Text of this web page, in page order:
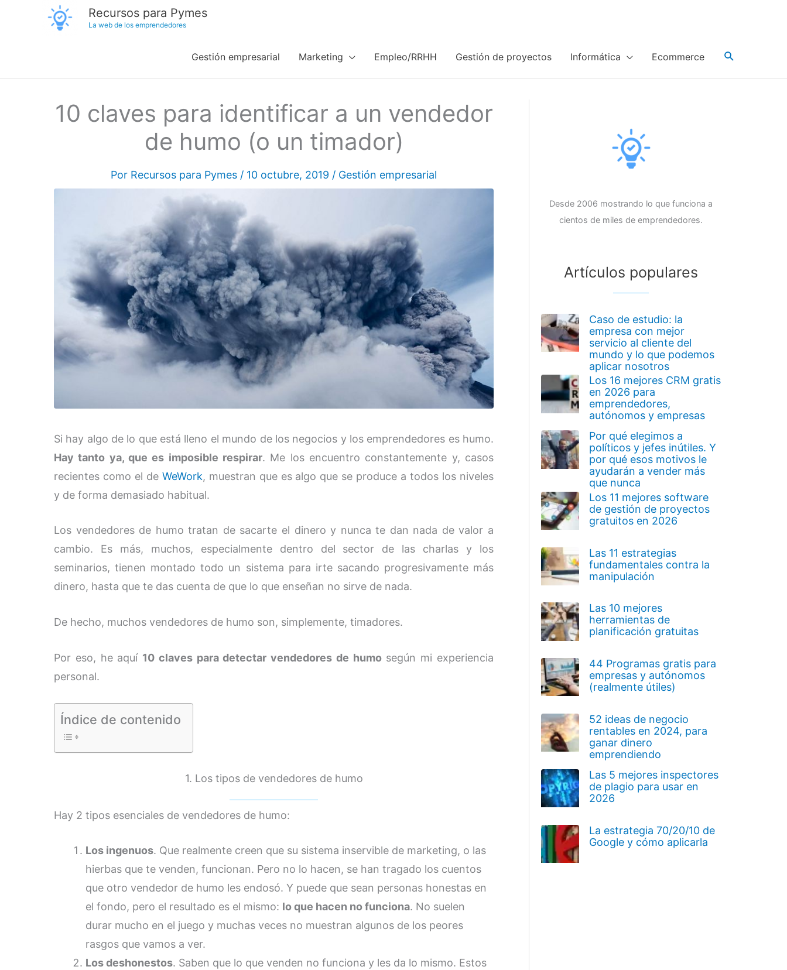
Recursos para Pymes
La web de los emprendedores
Gestión empresarial Marketing Empleo/RRHH Gestión de proyectos Informática Ecommerce
10 claves para identificar a un vendedor
de humo (o un timador)
Por Recursos para Pymes / 10 octubre, 2019 / Gestión empresarial
Si hay algo de lo que está lleno el mundo de los negocios y los emprendedores es humo.
Hay tanto ya, que es imposible respirar. Me los encuentro constantemente y, casos
recientes como el de WeWork, muestran que es algo que se produce a todos los niveles
y de forma demasiado habitual.
Los vendedores de humo tratan de sacarte el dinero y nunca te dan nada de valor a
cambio. Es más, muchos, especialmente dentro del sector de las charlas y los
seminarios, tienen montado todo un sistema para irte sacando progresivamente más
dinero, hasta que te das cuenta de que lo que enseñan no sirve de nada.
De hecho, muchos vendedores de humo son, simplemente, timadores.
Por eso, he aquí 10 claves para detectar vendedores de humosegún mi experiencia
personal.
Índice de contenido
1. Los tipos de vendedores de humo
Hay 2 tipos esenciales de vendedores de humo:
Los ingenuos. Que realmente creen que su sistema inservible de marketing, o las
hierbas que te venden, funcionan. Pero no lo hacen, se han tragado los cuentos
que otro vendedor de humo les endosó. Y puede que sean personas honestas en
el fondo, pero el resultado es el mismo: lo que hacen no funciona. No suelen
durar mucho en el juego y muchas veces no muestran algunos de los peores
rasgos que vamos a ver.
Los deshonestos. Saben que lo que venden no funciona y les da lo mismo. Estos
Desde 2006 mostrando lo que funciona a
cientos de miles de emprendedores.
Artículos populares
Caso de estudio: la
empresa con mejor
servicio al cliente del
mundo y lo que podemos
aplicar nosotros
Los 16 mejores CRM gratis
en 2026 para
emprendedores,
autónomos y empresas
Por qué elegimos a
políticos y jefes inútiles. Y
por qué esos motivos le
ayudarán a vender más
que nunca
Los 11 mejores software
de gestión de proyectos
gratuitos en 2026
Las 11 estrategias
fundamentales contra la
manipulación
Las 10 mejores
herramientas de
planificación gratuitas
44 Programas gratis para
empresas y autónomos
(realmente útiles)
52 ideas de negocio
rentables en 2024, para
ganar dinero
emprendiendo
Las 5 mejores inspectores
de plagio para usar en
2026
La estrategia 70/20/10 de
Google y cómo aplicarla